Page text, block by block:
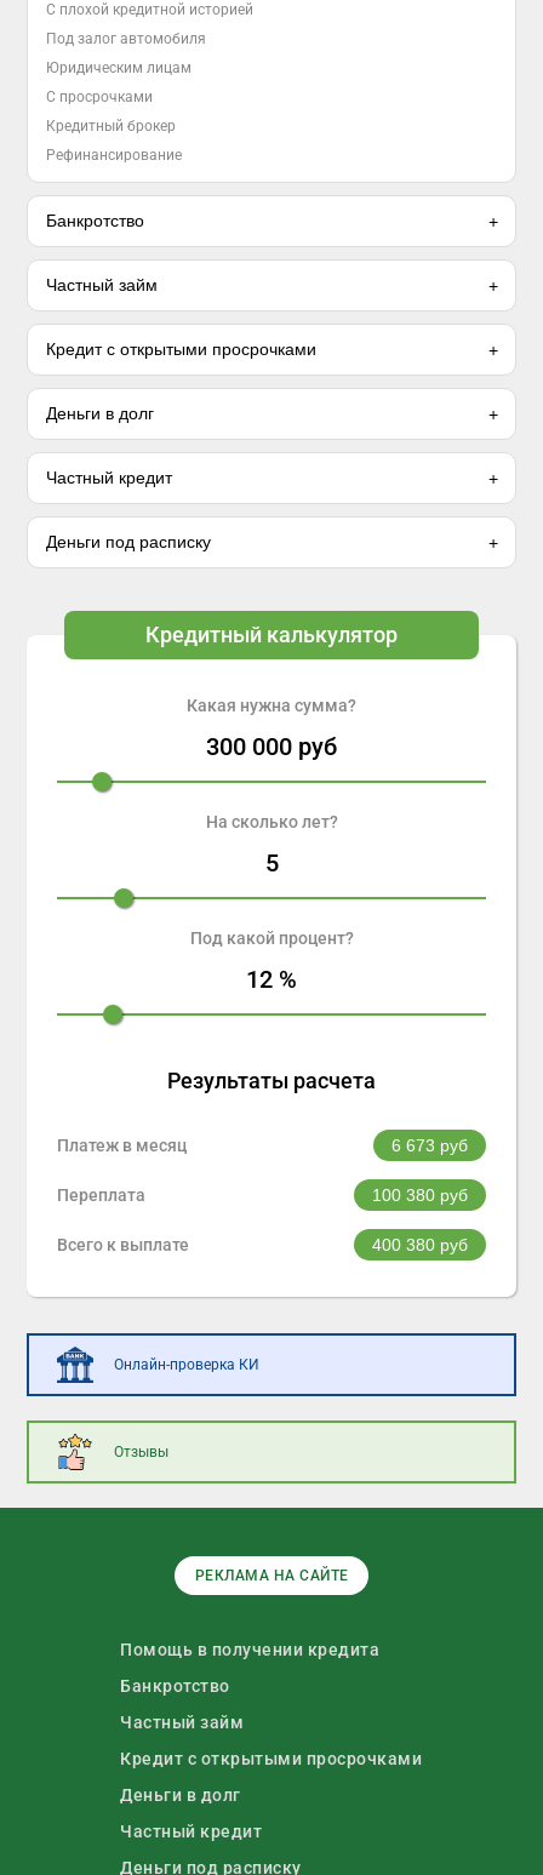
С плохой кредитной историей
Под залог автомобиля
Юридическим лицам
С просрочками
Кредитный брокер
Рефинансирование
Банкротство
Частный займ
Кредит с открытыми просрочками
Деньги в долг
Частный кредит
Деньги под расписку
Кредитный калькулятор
Какая нужна сумма?
300 000 руб
На сколько лет?
5
Под какой процент?
12 %
Результаты расчета
Платеж в месяц 6 673 руб
Переплата 100 380руб
Всего к выплате 400 380руб
Онлайн-проверка КИ
Отзывы
РЕКЛАМА НА САЙТЕ
Помощь в получении кредита
Банкротство
Частный займ
Кредит с открытыми просрочками
Деньги в долг
Частный кредит
Деньги под расписку